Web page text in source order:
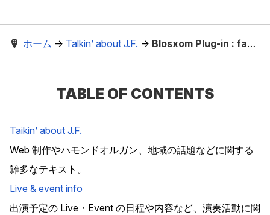
ホーム → Talkin’ about J.F. → Blosxom Plug-in : facebook（いいね！ボタンを簡単に導入するためのプラグイン）
TABLE OF CONTENTS
Taikin’ about J.F.
Web 制作やハモンドオルガン、地域の話題などに関する
雑多なテキスト。
Live & event info
出演予定の Live・Event の日程や内容など、演奏活動に関